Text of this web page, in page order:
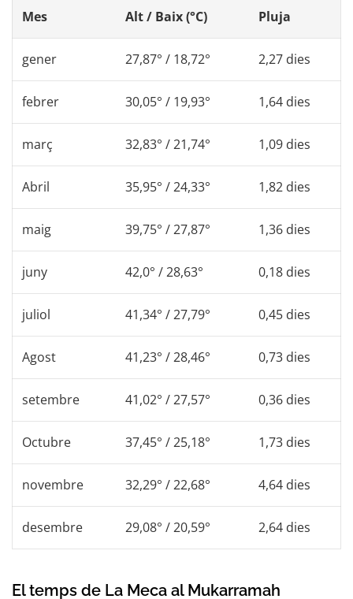
Mes Alt / Baix (°C) Pluja
gener 27,87° / 18,72° 2,27 dies
febrer 30,05° / 19,93° 1,64 dies
març 32,83° / 21,74° 1,09 dies
Abril 35,95° / 24,33° 1,82 dies
maig 39,75° / 27,87° 1,36 dies
juny 42,0° / 28,63° 0,18 dies
juliol 41,34° / 27,79° 0,45 dies
Agost 41,23° / 28,46° 0,73 dies
setembre 41,02° / 27,57° 0,36 dies
Octubre 37,45° / 25,18° 1,73 dies
novembre 32,29° / 22,68° 4,64 dies
desembre 29,08° / 20,59° 2,64 dies
El temps de La Meca al Mukarramah